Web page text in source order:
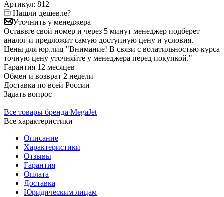
Артикул: 812
Нашли дешевле?
Уточнить у менеджера
Оставьте свой номер и через 5 минут менеджер подберет
аналог и предложит самую доступную цену и условия.
Цены для юр.лиц "Внимание! В связи с волатильностью курса
точную цену уточняйте у менеджера перед покупкой."
Гарантия 12 месяцев
Обмен и возврат 2 недели
Доставка по всей России
Задать вопрос
Все товары бренда MegaJet
Все характеристики
Описание
Характеристики
Отзывы
Гарантия
Оплата
Доставка
Юридическим лицам